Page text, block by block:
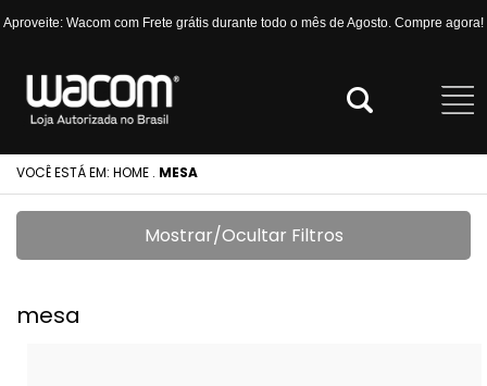
Aproveite: Wacom com Frete grátis durante todo o mês de Agosto. Compre agora!
VOCÊ ESTÁ EM: HOME . MESA
Mostrar/Ocultar Filtros
mesa